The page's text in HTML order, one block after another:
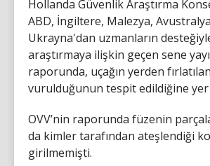
Hollanda Güvenlik Araştırma
ABD, İngiltere, Malezya,
Ukrayna'dan uzmanların
araştırmaya ilişkin geçen sene
raporunda, uçağın yerden
vurulduğunun tespit edildiğine
OVV’nin raporunda füzenin
da kimler tarafından ateşlendiği
girilmemişti.